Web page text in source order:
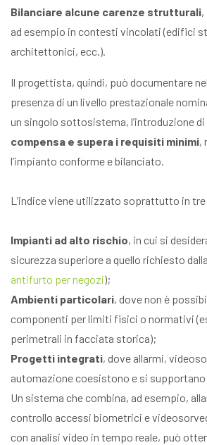
Bilanciare alcune carenze strutturali
ad esempio in contesti vincolati (edifici
architettonici, ecc.).
Il progettista, quindi, può documentare
presenza di un livello prestazionale
un singolo sottosistema, l’introduzione
compensa e supera i requisiti minimi,
l’impianto conforme e bilanciato.
L’indice viene utilizzato soprattutto in
Impianti ad alto rischio, in cui si
sicurezza superiore a quello richiesto
antifurto per negozi);
Ambienti particolari, dove non è
componenti per limiti fisici o normativi
perimetrali in facciata storica);
Progetti integrati, dove allarmi,
automazione coesistono e si supportano
Un sistema che combina, ad esempio,
controllo accessi biometrici e
con analisi video in tempo reale, può